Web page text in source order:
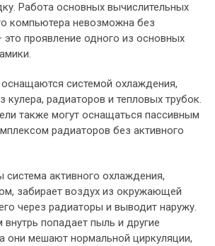
Работа основных вычислительных
компьютера невозможна без
это проявление одного из основных
системой охлаждения,
кулера, радиаторов и тепловых трубок.
также могут оснащаться пассивным
радиаторов без активного
система активного охлаждения,
забирает воздух из окружающей
через радиаторы и выводит наружу.
попадает пыль и другие
они мешают нормальной циркуляции,